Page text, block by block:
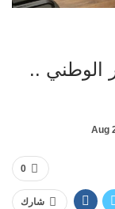
الوطني ..
Aug
0
شارك